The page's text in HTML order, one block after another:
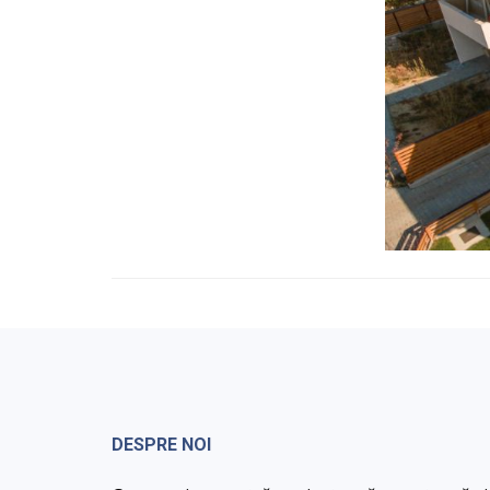
DESPRE NOI